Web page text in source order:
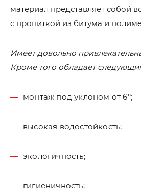
материал представляет собой
с пропиткой из битума и
Имеет довольно
Кроме того обладает
монтаж под уклоном от 6°;
высокая водостойкость;
экологичность;
гигиеничность;